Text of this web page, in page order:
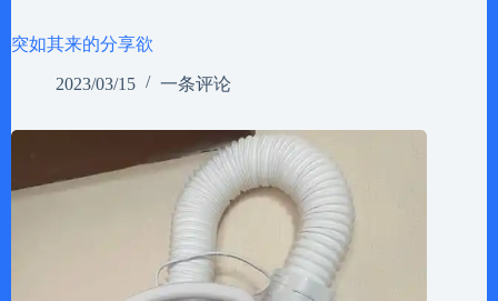
突如其来的分享欲
2023/03/15 一条评论